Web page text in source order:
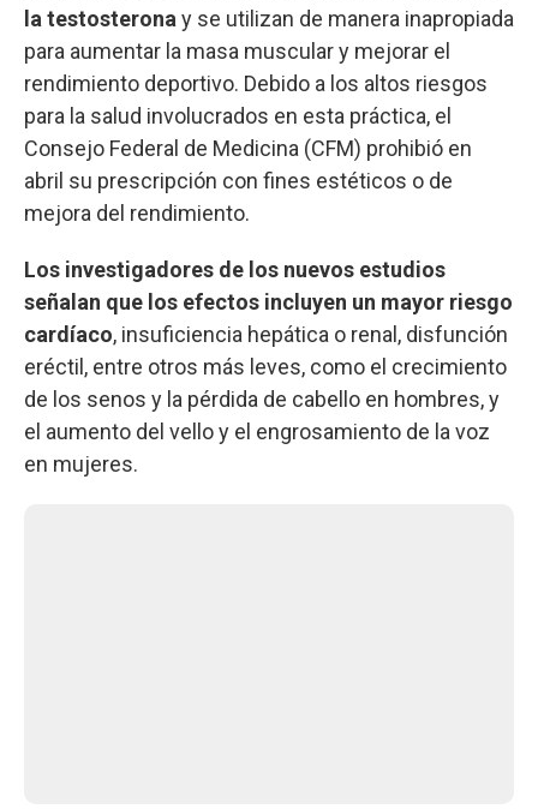
la testosterona y se utilizan de manera inapropiada
para aumentar la masa muscular y mejorar el
rendimiento deportivo. Debido a los altos riesgos
para la salud involucrados en esta práctica, el
Consejo Federal de Medicina (CFM) prohibió en
abril su prescripción con fines estéticos o de
mejora del rendimiento.
Los investigadores de los nuevos estudios
señalan que los efectos incluyen un mayor riesgo
cardíaco, insuficiencia hepática o renal, disfunción
eréctil, entre otros más leves, como el crecimiento
de los senos y la pérdida de cabello en hombres, y
el aumento del vello y el engrosamiento de la voz
en mujeres.